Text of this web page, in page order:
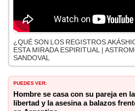
¿QUÉ SON LOS REGISTROS
ESTA MIRADA ESPIRITUAL |
SANDOVAL
PUEDES VER:
Hombre se casa con su pareja en
libertad y la asesina a balazos